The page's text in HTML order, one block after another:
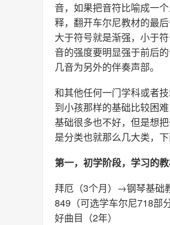
音，如果把音符比喻成一
释，翻开车尔尼教材的最
大于符号就是渐强，小于
音的强度要明显强于前后
几音为另外的伴奏声部。
和其他任何一门学科或者
到小孩那样的基础比较困
基础很多也不好，但是想
是分类也就那么几大类，
第一，初学阶段，学习的教
拜厄（3个月）→钢琴基础
849（可选学车尔尼718部
好曲目（2年）